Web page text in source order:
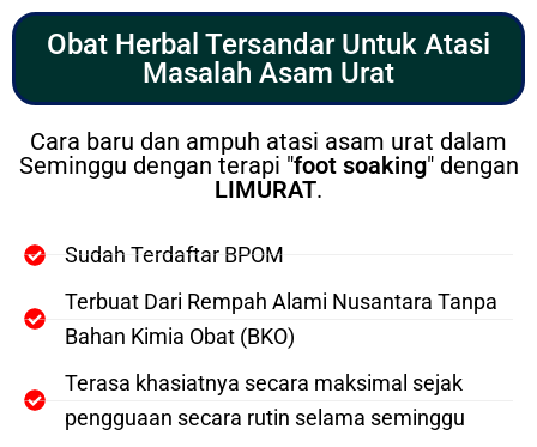
Obat Herbal Tersandar Untuk Atasi
Masalah Asam Urat
Cara baru dan ampuh atasi asam urat dalam
Seminggu dengan terapi "foot soaking" dengan
LIMURAT.
Sudah Terdaftar BPOM
Terbuat Dari Rempah Alami Nusantara Tanpa
Bahan Kimia Obat (BKO)
Terasa khasiatnya secara maksimal sejak
pengguaan secara rutin selama seminggu